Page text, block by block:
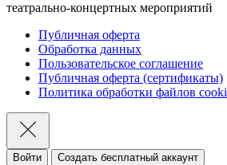
театрально-концертных мероприятий
Публичная оферта
Обработка данных
Пользовательское соглашение
Публичная оферта (сертификаты)
Политика обработки файлов
Войти Создать бесплатный аккаунт